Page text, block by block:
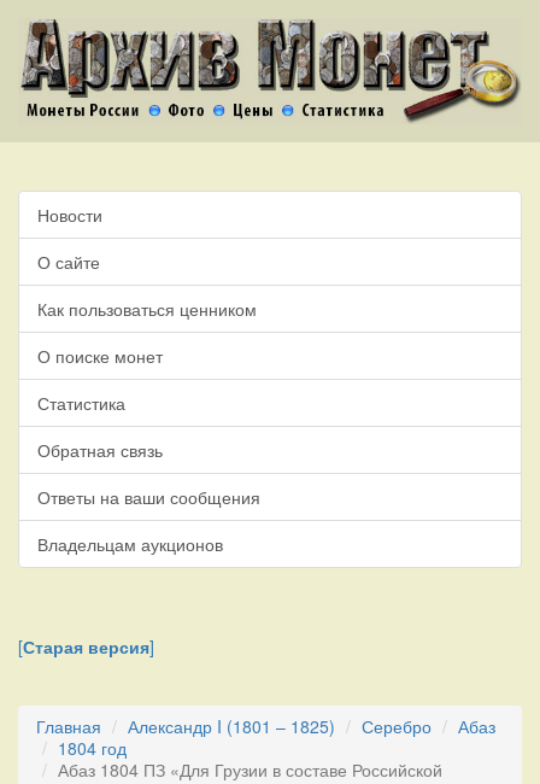
Новости
О сайте
Как пользоваться ценником
О поиске монет
Статистика
Обратная связь
Ответы на ваши сообщения
Владельцам аукционов
[Старая версия]
Главная Александр I (1801 – 1825) Серебро
Абаз
1804 год
Абаз 1804 ПЗ «Для Грузии в составе Российской